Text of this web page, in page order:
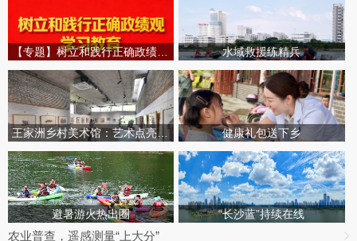
水域救援练精兵
王家洲乡村美术馆：艺术点亮田园乡村 健康礼包送下乡
避暑游火热出圈 “长沙蓝”持续在线
农业普查，遥感测量“上大分”